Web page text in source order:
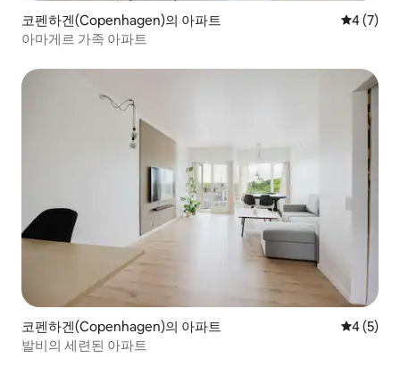
코펜하겐(Copenhagen)의 아파트 평점 4점
4 (7)
아마게르 가족 아파트
코펜하겐(Copenhagen)의 아파트 평점 4점
4 (5)
발비의 세련된 아파트